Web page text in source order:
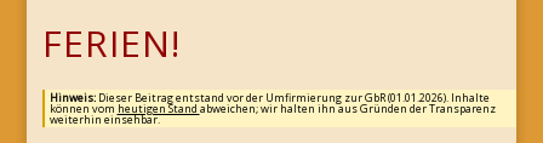
FERIEN!
Hinweis:Dieser Beitrag entstand vor der Umfirmierung zur GbR (01.01.2026). Inhalte
können vom heutigen Stand abweichen; wir halten ihn aus Gründen der Transparenz
weiterhin einsehbar.